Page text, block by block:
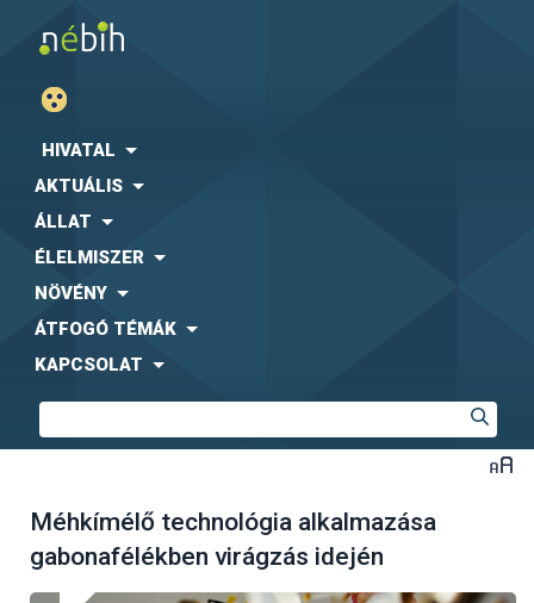
HIVATAL
AKTUÁLIS
ÁLLAT
ÉLELMISZER
NÖVÉNY
ÁTFOGÓ TÉMÁK
KAPCSOLAT
Méhkímélő technológia alkalmazása
gabonafélékben virágzás idején